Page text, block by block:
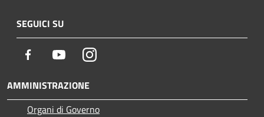
SEGUICI SU
Facebook YoutubeInstagram
AMMINISTRAZIONE
Organi di Governo